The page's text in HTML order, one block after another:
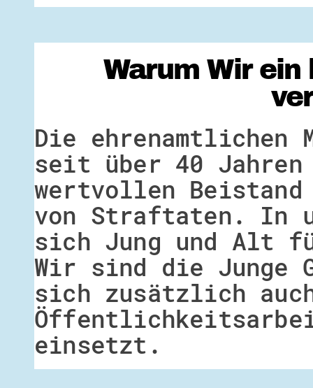
Warum Wir
Die ehrenamtlichen
seit über 40
wertvollen
von Straftaten. In
sich Jung und Alt
Wir sind die Junge
sich zusätzlich
einsetzt.